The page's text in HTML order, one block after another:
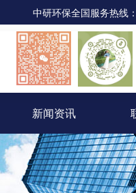
中研环保全国服务热线
新闻资讯